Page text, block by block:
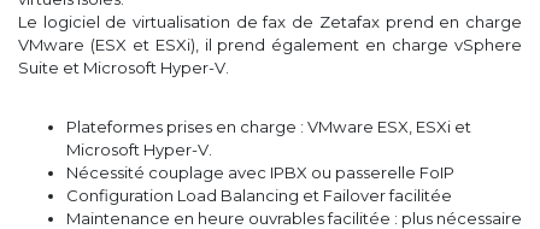
Le logiciel de virtualisation de fax de Zetafax prend en charge
VMware (ESX et ESXi), il prend également en charge vSphere
Suite et Microsoft Hyper-V.
Plateformes prises en charge : VMware ESX, ESXi et
Microsoft Hyper-V.
Nécessité couplage avec IPBX ou passerelle FoIP
Configuration Load Balancing et Failover facilitée
Maintenance en heure ouvrables facilitée : plus nécessaire